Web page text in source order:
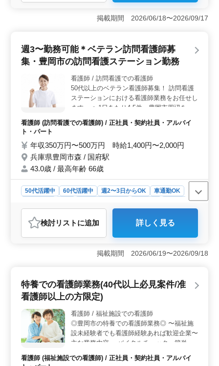
＜安定した勤務環境＞ 残業が少なく、長期での勤務が
可能なため、仕事とプライベートのバランスが取りやす
いです。また、大型連休も取得しやすいので、リフレッ
の経験豊富な方々が活躍中で、年齢を気にせずに長く働
ける環境です。また、平均年齢が42歳で最高年齢が72歳
経験を活かし、安心して業務に取り組める環境で
す。 ＜充実した福利厚生＞ 社会保険完備や年2回の
賞与など、安心して働ける待遇が整っています。さら
に、無料駐車場完備や通勤手当の支給など、働く環境に
人ひとりが安心して長く勤務できる体制が整っていま
す。
掲載期間 2026/06/18〜2026/09/17
週3〜勤務可能＊ベテラン訪問看護師募
集・豊岡市の訪問看護ステーション勤務
看護師 / 訪問看護での看護師
50代以上のベテラン看護師募集！ 訪問看護
ステーションにおける看護師業務をお任せし
ます。 〜1日あたり4,5件・豊岡市周辺を回
向き、看護業務 ＊バイタルチェック/家族の
べるシフト制 ＊週3からの勤務可 ＊50代60
代が活躍中です 皆様からのご応募お待ちし
ております！
看護師 (訪問看護での看護師) / 正社員・契約社員・アルバイ
ト・パート
年収350万円〜500万円 時給1,400円〜2,000円
兵庫県豊岡市森 / 国府駅
43.0歳 / 最高年齢 66歳
50代活躍中 60代活躍中 週2〜3日からOK
車通勤OK
アルバイト・パート
おすすめポイント
＜キャリアチャンス＞ 経験豊富な50代60代の看護師に
最適な職場です。訪問看護ステーションでの業務を通じ
て、地域の方々の健康を支えるやりがいを感じながら働
らの勤務が可能で、柔軟なシフト制度が整っているとこ
ろが魅力です。また、車通勤が可能なので、通勤時間も
め、プライベートの時間も大切にできます。 ＜福利
厚生＞ 年間休日や福利厚生が充実しており、安心して
働ける環境が整っています。また、平均年齢が比較的若
いため、経験豊富な50代60代の方々が積極的に活躍でき
検討リスト に追加 詳しく見る
掲載期間 2026/06/19〜2026/09/18
特養での看護師業務(40代以上必見案件/准
看護師以上の方限定)
看護師 / 福祉施設での看護師
◎豊岡市の特養での看護師業務◎ 〜福祉施
設未経験者でも看護師経験あれば歓迎企業〜
主な業務内容 ・バイタルチェック、簡単な
医療に関する指導 ・インフルエンザ発生の
看護師 (福祉施設での看護師) / 正社員・契約社員・アルバイ